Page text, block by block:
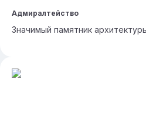
Адмиралтейство
Значимый памятник